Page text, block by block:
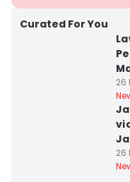
Curated For You
26
26